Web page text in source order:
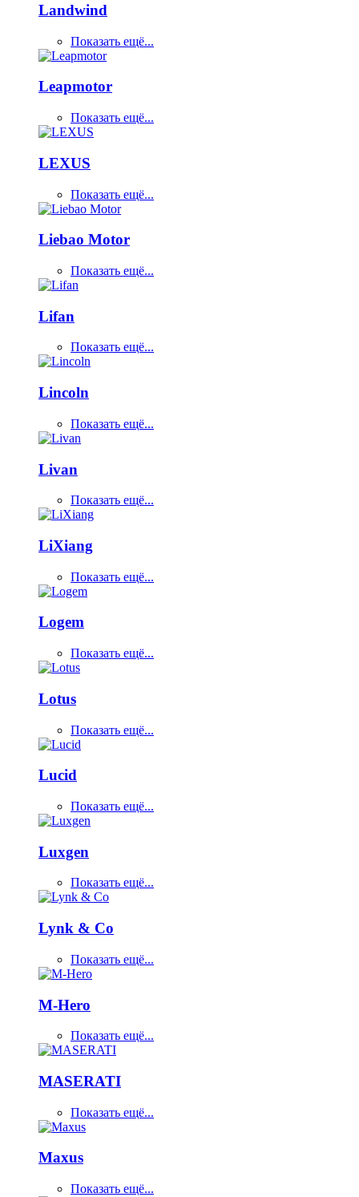
Landwind
Показать ещё...
Leapmotor
Показать ещё...
LEXUS
Показать ещё...
Liebao Motor
Показать ещё...
Lifan
Показать ещё...
Lincoln
Показать ещё...
Livan
Показать ещё...
LiXiang
Показать ещё...
Logem
Показать ещё...
Lotus
Показать ещё...
Lucid
Показать ещё...
Luxgen
Показать ещё...
Lynk & Co
Показать ещё...
M-Hero
Показать ещё...
MASERATI
Показать ещё...
Maxus
Показать ещё...